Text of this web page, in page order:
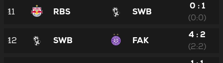
11 RBS SWB
0 : 1
(0:0)
12 SWB FAK
4 : 2
(2:2)